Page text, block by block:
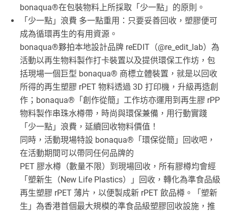
bonaqua®在包裝物料上所採取「少一點」的原則。
「少一點」浪費 多一點重用：只要妥善回收，塑膠便可
成為循環再生的有用資源。
bonaqua®夥拍本地設計品牌 reEDIT（@re_edit_lab）為
活動以再生物料製作打卡裝置以及提供環保工作坊，包
括現場一個巨型 bonaqua® 商標立體裝置，就是以回收
所得的再生塑膠 rPET 物料透過 3D 打印機，升級再造創
作；bonaqua®「創作從簡」工作坊亦運用到再生膠 rPP
物料製作串珠水樽帶，時尚與環保兼備，用行動實踐
「少一點」浪費，延續回收物料價值！
同時，活動現場特設 bonaqua®「環保從簡」回收吧，
在活動期間可以帶同任何品牌的
PET 膠水樽（數量不限）到現場回收，所有膠樽均會經
「塑新生（New Life Plastics）」回收，轉化為準食品級
再生塑膠 rPET 薄片，以便製成新 rPET 飲品樽。「塑新
生」為香港首個最大規模的準食品級塑膠回收設施，推